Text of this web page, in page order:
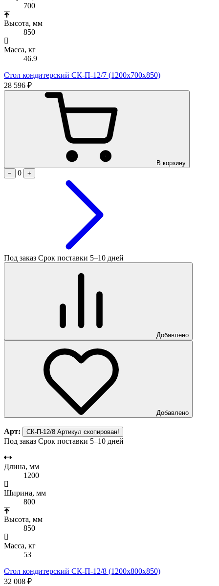
700
Высота, мм
850
Масса, кг
46.9
Стол кондитерский СК-П-12/7 (1200х700х850)
28 596 ₽
В корзину
−
0 +
Под заказ Срок поставки 5–10 дней
Добавлено
Добавлено
Арт: СК-П-12/8 Артикул скопирован!
Под заказ Срок поставки 5–10 дней
Длина, мм
1200
Ширина, мм
800
Высота, мм
850
Масса, кг
53
Стол кондитерский СК-П-12/8 (1200х800х850)
32 008 ₽